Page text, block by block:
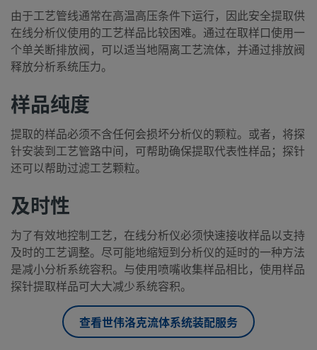
由于工艺管线通常在高温高压条件下运行，因此安全提取供
在线分析仪使用的工艺样品比较困难。通过在取样口使用一
个单关断排放阀，可以适当地隔离工艺流体，并通过排放阀
释放分析系统压力。
样品纯度
提取的样品必须不含任何会损坏分析仪的颗粒。或者，将探
针安装到工艺管路中间，可帮助确保提取代表性样品；探针
还可以帮助过滤工艺颗粒。
及时性
为了有效地控制工艺，在线分析仪必须快速接收样品以支持
及时的工艺调整。尽可能地缩短到分析仪的延时的一种方法
是减小分析系统容积。与使用喷嘴收集样品相比，使用样品
探针提取样品可大大减少系统容积。
查看世伟洛克流体系统装配服务